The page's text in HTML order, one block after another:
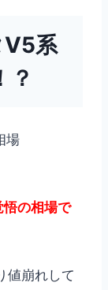
V5系
？
場
の相場で
値崩れして